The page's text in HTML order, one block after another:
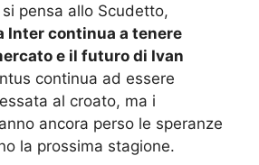
pensa allo Scudetto,
Inter continua a tenere
e il futuro di Ivan
continua ad essere
al croato, ma i
ancora perso le speranze
la prossima stagione.